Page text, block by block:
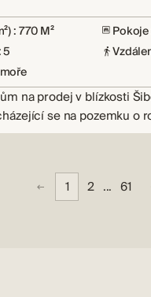
: 770 M²
Pokoje
5
na prodej v blízkosti
se na pozemku o
1 2 ... 61